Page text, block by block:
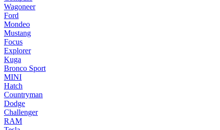
Wagoneer
Ford
Mondeo
Mustang
Focus
Explorer
Kuga
Bronco Sport
MINI
Hatch
Countryman
Dodge
Challenger
RAM